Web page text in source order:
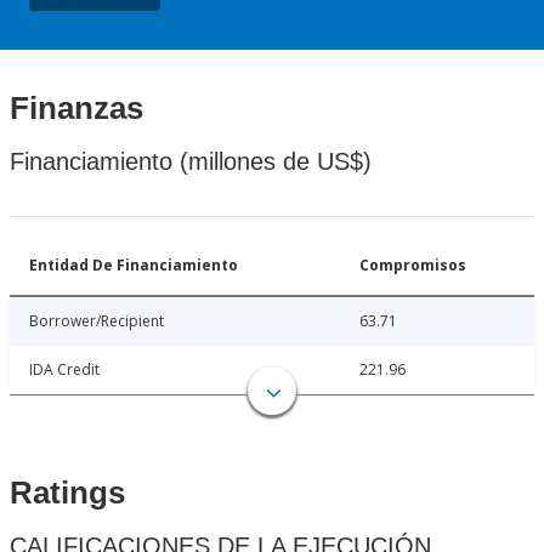
Finanzas
Financiamiento (millones de US$)
Entidad De Financiamiento Compromisos
Borrower/Recipient 63.71
IDA Credit 221.96
Ratings
CALIFICACIONES DE LA EJECUCIÓN